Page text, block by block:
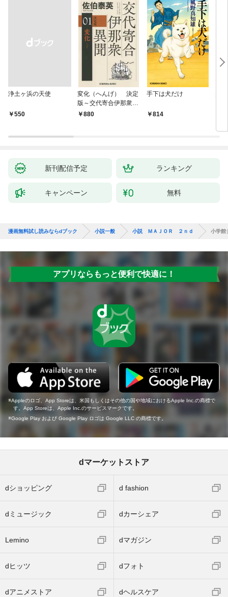
浄土ヶ浜の天使
￥550
変化（へんげ） 決定
版～交代寄合伊那衆異
聞（1）～
880
手下は犬だけ
814
新刊配信予定 ランキング
キャンペーン 無料
漫画無料試し読みならdブック 小説一般 小説 ＭＡＪＯＲ ２ｎｄ 小学
アプリならもっと便利で快適に！
Appleのロゴ、App Storeは、米国もしくはその他の国や地域におけるApple Inc.の商標で
す。App Storeは、Apple Inc.のサービスマークです。
Google Play および Google Play ロゴは Google LLC の商標です。
dマーケットストア
dショッピング d fashion
dミュージック dカーシェア
Lemino dマガジン
dヒッツ dフォト
dアニメストア dヘルスケア